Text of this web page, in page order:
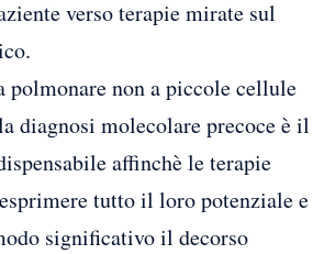
verso terapie mirate sul
polmonare non a piccole cellule
diagnosi molecolare precoce è il
affinchè le terapie
tutto il loro potenziale e
significativo il decorso